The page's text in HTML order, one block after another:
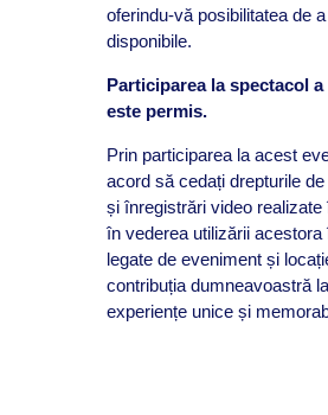
oferindu-vă posibilitatea de
disponibile.
Participarea la spectacol
este permis.
Prin participarea la acest
acord să cedați drepturile
și înregistrări video
în vederea utilizării
legate de eveniment și
contribuția dumneavoastră
experiențe unice și